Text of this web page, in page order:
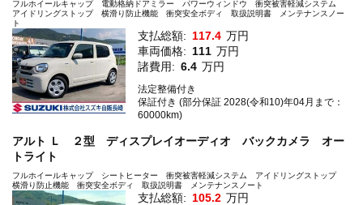
フルホイールキャップ 電動格納ドアミラー パワーウィンドウ 衝突被害軽減システム
アイドリングストップ 横滑り防止機能 衝突安全ボディ 取扱説明書 メンテナンスノー
ト
支払総額: 117.4 万円
車両価格: 111 万円
諸費用: 6.4 万円
法定整備付き
保証付き (部分保証 2028(令和10)年04月まで：
60000km)
アルト Ｌ ２型 ディスプレイオーディオ バックカメラ オー
トライト
フルホイールキャップ シートヒーター 衝突被害軽減システム アイドリングストップ
横滑り防止機能 衝突安全ボディ 取扱説明書 メンテナンスノート
支払総額: 105.2 万円